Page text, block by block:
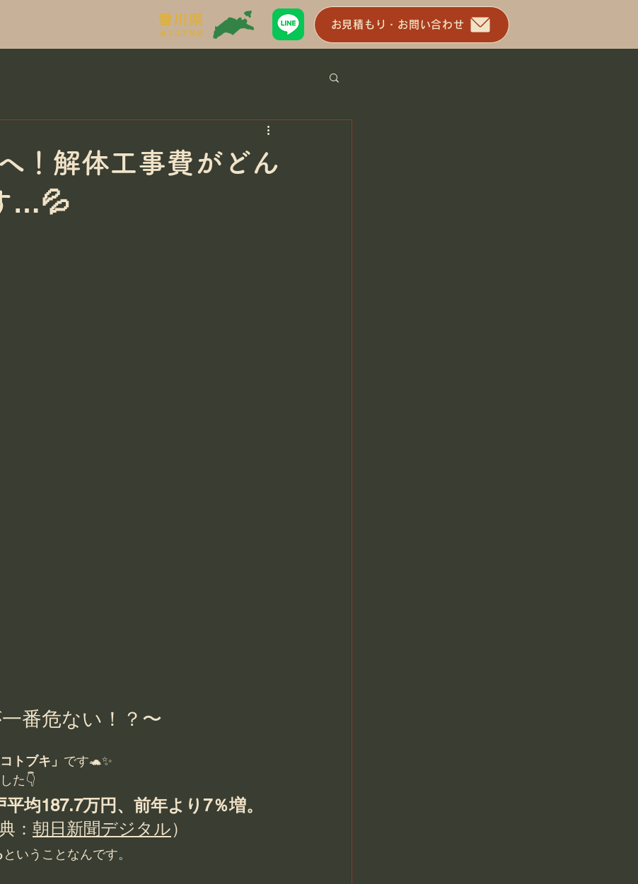
お見積もり・お問い合わせ
！解体工事費がどん
…💦
番危ない！？〜
トブキ」 です🐢✨
た👇
均187.7万円、前年より7％増。
： 朝日新聞デジタル）
ということなんです。